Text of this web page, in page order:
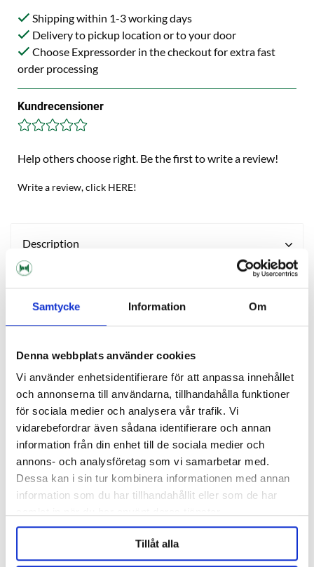
Samtycke Information Om
Denna webbplats använder cookies
Vi använder enhetsidentifierare för att anpassa innehållet
och annonserna till användarna, tillhandahålla funktioner
för sociala medier och analysera vår trafik. Vi
vidarebefordrar även sådana identifierare och annan
information från din enhet till de sociala medier och
annons- och analysföretag som vi samarbetar med.
Dessa kan i sin tur kombinera informationen med annan
information som du har tillhandahållit eller som de har
Tillåt alla
Shipping within 1-3 working days
Delivery to pickup location or to your door
Choose Expressorder in the checkout for extra fast
order processing
Kundrecensioner
Help others choose right. Be the first to write a review!
Write a review, click HERE!
Description
Ask about product
OTHERS ALSO BOUGHT